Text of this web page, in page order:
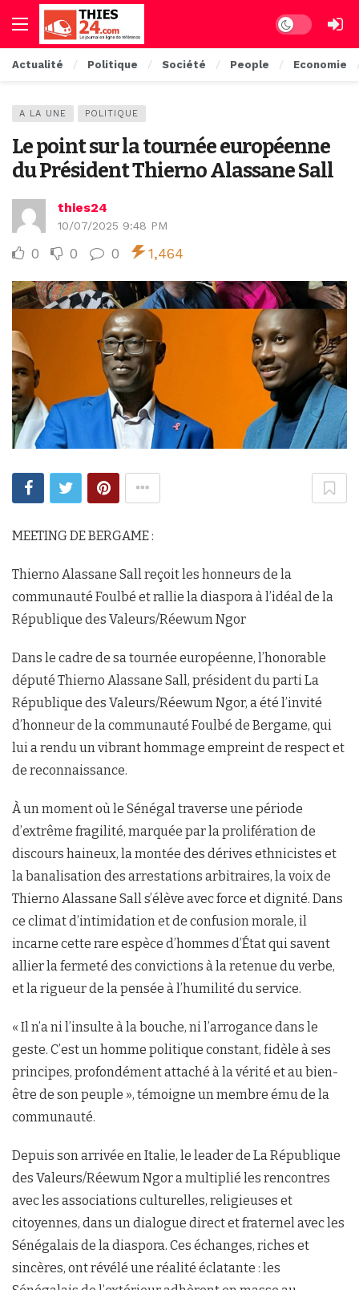
Dark mode
Actualité Politique Société People Economie
A LA UNE POLITIQUE
Le point sur la tournée européenne
du Président Thierno Alassane Sall
thies24
10/07/2025 9:48 PM
0 0 0 1,464
MEETING DE BERGAME :
Thierno Alassane Sall reçoit les honneurs de la
communauté Foulbé et rallie la diaspora à l’idéal de la
République des Valeurs/Réewum Ngor
Dans le cadre de sa tournée européenne, l’honorable
député Thierno Alassane Sall, président du parti La
République des Valeurs/Réewum Ngor, a été l’invité
d’honneur de la communauté Foulbé de Bergame, qui
lui a rendu un vibrant hommage empreint de respect et
de reconnaissance.
À un moment où le Sénégal traverse une période
d’extrême fragilité, marquée par la prolifération de
discours haineux, la montée des dérives ethnicistes et
la banalisation des arrestations arbitraires, la voix de
Thierno Alassane Sall s’élève avec force et dignité. Dans
ce climat d’intimidation et de confusion morale, il
incarne cette rare espèce d’hommes d’État qui savent
allier la fermeté des convictions à la retenue du verbe,
et la rigueur de la pensée à l’humilité du service.
« Il n’a ni l’insulte à la bouche, ni l’arrogance dans le
geste. C’est un homme politique constant, fidèle à ses
principes, profondément attaché à la vérité et au bien-
être de son peuple », témoigne un membre ému de la
communauté.
Depuis son arrivée en Italie, le leader de La République
des Valeurs/Réewum Ngor a multiplié les rencontres
avec les associations culturelles, religieuses et
citoyennes, dans un dialogue direct et fraternel avec les
Sénégalais de la diaspora. Ces échanges, riches et
sincères, ont révélé une réalité éclatante : les